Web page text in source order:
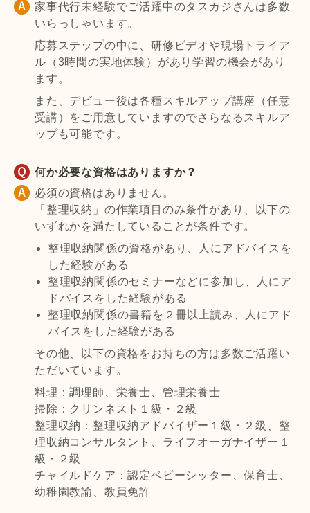
家事代行未経験でご活躍中のタスカジさんは多数
いらっしゃいます。
応募ステップの中に、研修ビデオや現場トライア
ル（3時間の実地体験）があり学習の機会があり
ます。
また、デビュー後は各種スキルアップ講座（任意
受講）をご用意していますのでさらなるスキルア
ップも可能です。
何か必要な資格はありますか？
必須の資格はありません。
「整理収納」の作業項目のみ条件があり、以下の
いずれかを満たしていることが条件です。
整理収納関係の資格があり、人にアドバイスを
した経験がある
整理収納関係のセミナーなどに参加し、人にア
ドバイスをした経験がある
整理収納関係の書籍を２冊以上読み、人にアド
バイスをした経験がある
その他、以下の資格をお持ちの方は多数ご活躍い
ただいています。
料理：調理師、栄養士、管理栄養士
掃除：クリンネスト１級・２級
整理収納：整理収納アドバイザー１級・２級、整
理収納コンサルタント、ライフオーガナイザー１
級・２級
チャイルドケア：認定ベビーシッター、保育士、
幼稚園教諭、教員免許